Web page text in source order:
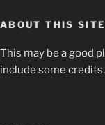
ABOUT THIS SITE
This may be a good
include some credits.